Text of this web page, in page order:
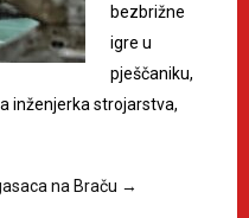
bezbrižne
igre u
pješčaniku,
inženjerka strojarstva,
na Braču →